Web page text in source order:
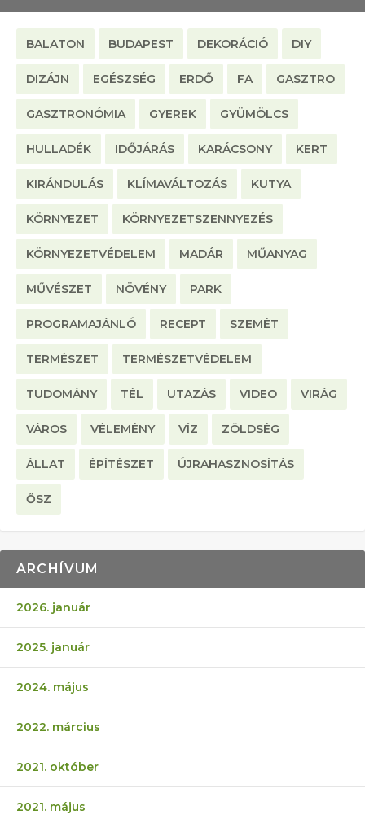
BALATON BUDAPEST DEKORÁCIÓ DIY
DIZÁJN EGÉSZSÉG ERDŐ FA GASZTRO
GASZTRONÓMIA GYEREK GYÜMÖLCS
HULLADÉK IDŐJÁRÁS KARÁCSONY KERT
KIRÁNDULÁS KLÍMAVÁLTOZÁS KUTYA
KÖRNYEZET KÖRNYEZETSZENNYEZÉS
KÖRNYEZETVÉDELEM MADÁR MŰANYAG
MŰVÉSZET NÖVÉNY PARK
PROGRAMAJÁNLÓ RECEPT SZEMÉT
TERMÉSZET TERMÉSZETVÉDELEM
TUDOMÁNY TÉL UTAZÁS VIDEO VIRÁG
VÁROS VÉLEMÉNY VÍZ ZÖLDSÉG
ÁLLAT ÉPÍTÉSZET ÚJRAHASZNOSÍTÁS
ŐSZ
ARCHÍVUM
2026. január
2025. január
2024. május
2022. március
2021. október
2021. május